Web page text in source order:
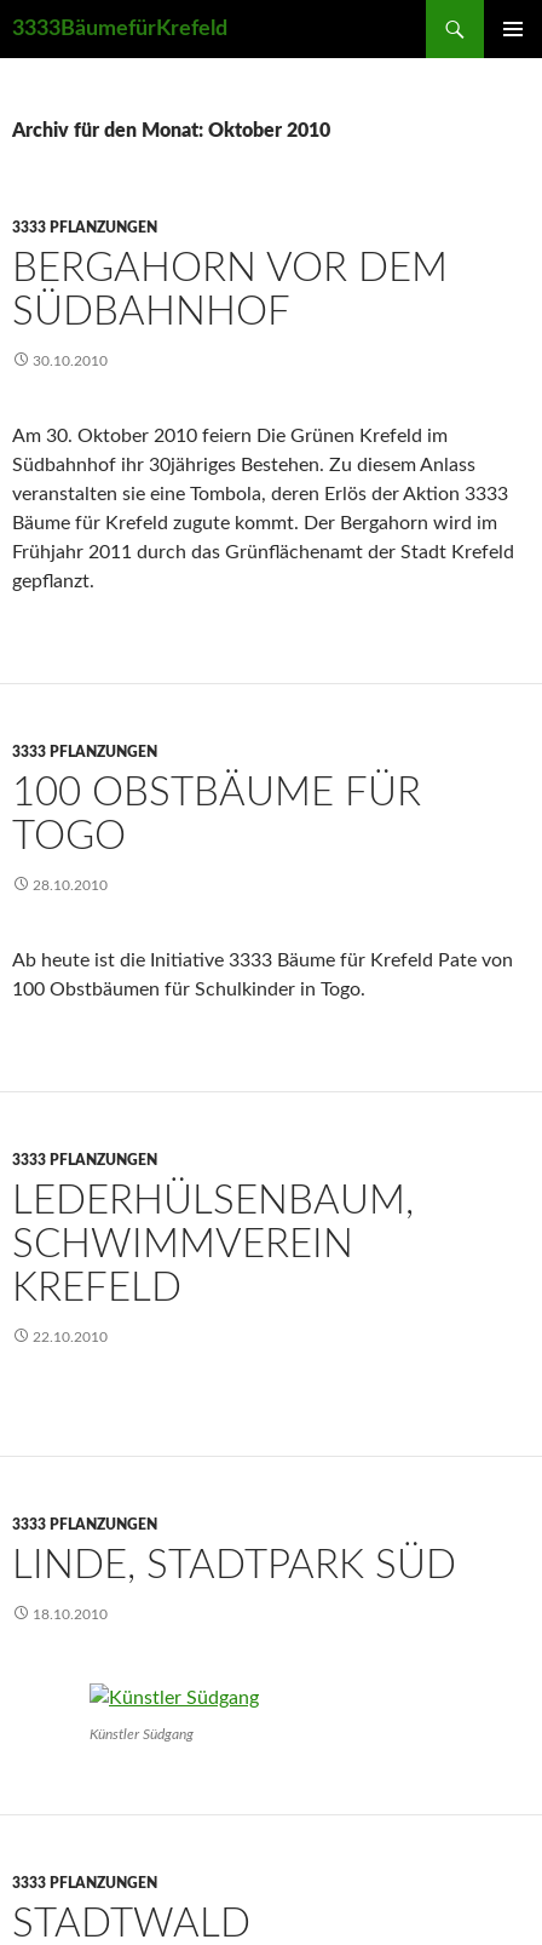
3333BäumefürKrefeld
Archiv für den Monat: Oktober 2010
3333 PFLANZUNGEN
BERGAHORN VOR DEM
SÜDBAHNHOF
30.10.2010
Am 30. Oktober 2010 feiern Die Grünen Krefeld im
Südbahnhof ihr 30jähriges Bestehen. Zu diesem Anlass
veranstalten sie eine Tombola, deren Erlös der Aktion 3333
Bäume für Krefeld zugute kommt. Der Bergahorn wird im
Frühjahr 2011 durch das Grünflächenamt der Stadt Krefeld
gepflanzt.
3333 PFLANZUNGEN
100 OBSTBÄUME FÜR
TOGO
28.10.2010
Ab heute ist die Initiative 3333 Bäume für Krefeld Pate von
100 Obstbäumen für Schulkinder in Togo.
3333 PFLANZUNGEN
LEDERHÜLSENBAUM,
SCHWIMMVEREIN
KREFELD
22.10.2010
3333 PFLANZUNGEN
LINDE, STADTPARK SÜD
18.10.2010
Künstler Südgang
3333 PFLANZUNGEN
STADTWALD